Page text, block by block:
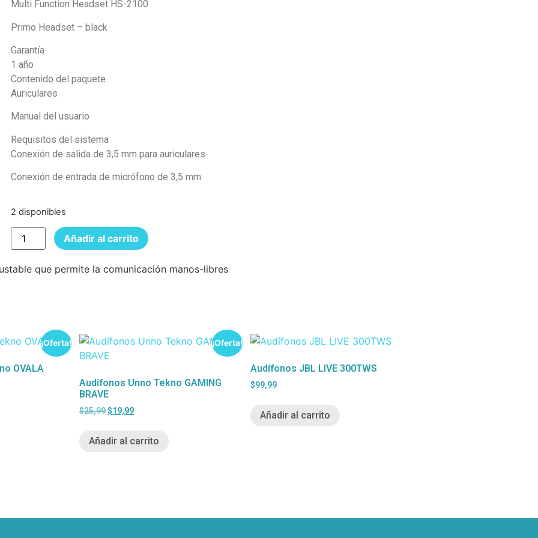
Multi Function Headset HS-2100
Primo Headset – black
Garantía
1 año
Contenido del paquete
Auriculares
Manual del usuario
Requisitos del sistema
Conexión de salida de 3,5 mm para auriculares
Conexión de entrada de micrófono de 3,5 mm
2 disponibles
Añadir al carrito
que permite la comunicación manos-libres
¡Oferta!
OVALA
¡Oferta!
Audífonos Unno Tekno GAMING
BRAVE
$25,99$19,99
Añadir al carrito
Audífonos JBL LIVE 300TWS
$99,99
Añadir al carrito